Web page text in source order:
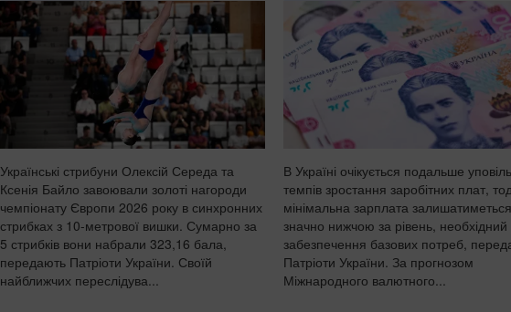
Українські стрибуни Олексій Середа та
Ксенія Байло завоювали золоті нагороди
чемпіонату Європи 2026 року в синхронних
стрибках з 10-метрової вишки. Сумарно за
5 стрибків вони набрали 323,16 бала,
передають Патріоти України. Своїй
найближчих переслідува...
В Україні очікується подальше
темпів зростання заробітних плат,
мінімальна зарплата залишатиметься
значно нижчою за рівень,
забезпечення базових потреб,
Патріоти України. За прогнозом
Міжнародного валютного...